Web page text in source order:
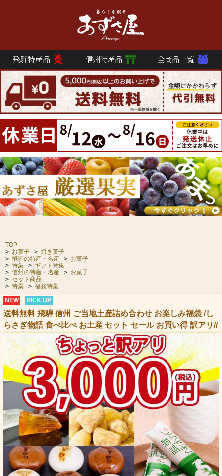
飛騨特産品 信州特産品 全商品一覧
TOP
> お菓子 > 焼き菓子
> 飛騨の特産・名産 > お菓子
> 特集 > ギフト特集
> 信州の特産・名産 > お菓子
> セット商品
> 特集 > 福袋特集
NEW PICK UP
送料無料 飛騨 信州 ご当地土産詰め合わせ お楽しみ福袋 /し
らさぎ物語 食べ比べ お土産 セット セール お買い得 訳アリ//